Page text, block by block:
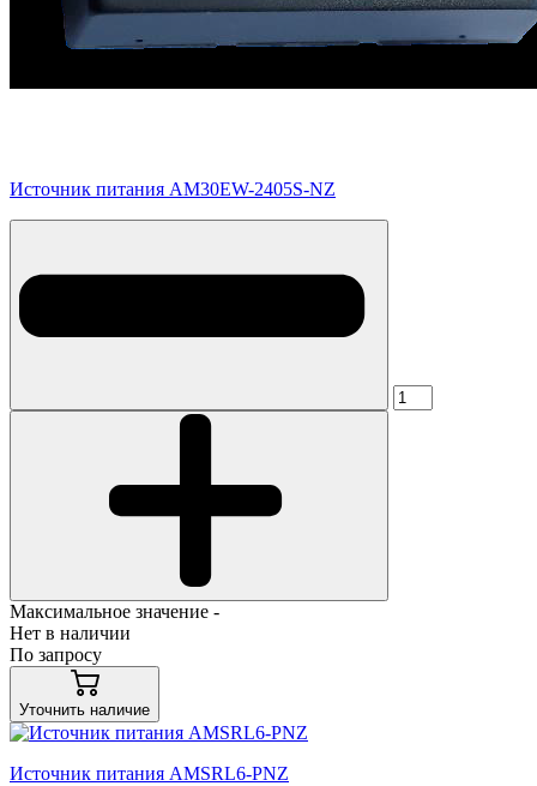
Источник питания AM30EW-2405S-NZ
Максимальное значение -
Нет в наличии
По запросу
Уточнить наличие
Источник питания AMSRL6-PNZ